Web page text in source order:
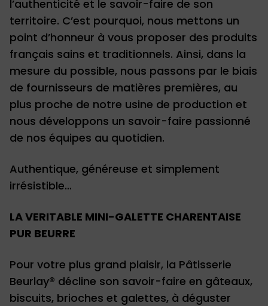
l’authenticité et le savoir-faire de son
territoire. C’est pourquoi, nous mettons un
point d’honneur à vous proposer des produits
français sains et traditionnels. Ainsi, dans la
mesure du possible, nous passons par le biais
de fournisseurs de matières premières, au
plus proche de notre usine de production et
nous développons un savoir-faire passionné
de nos équipes au quotidien.
Authentique, généreuse et simplement
irrésistible…
LA VERITABLE MINI-GALETTE CHARENTAISE
PUR BEURRE
Pour votre plus grand plaisir, la Pâtisserie
Beurlay® décline son savoir-faire en gâteaux,
biscuits, brioches et galettes, à déguster